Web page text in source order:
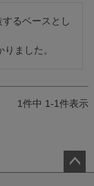
るベースとし
ました。
1件中 1-1件表示